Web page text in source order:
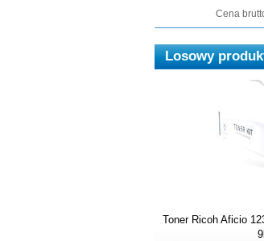
Cena
Losowy
Toner Ricoh Aficio